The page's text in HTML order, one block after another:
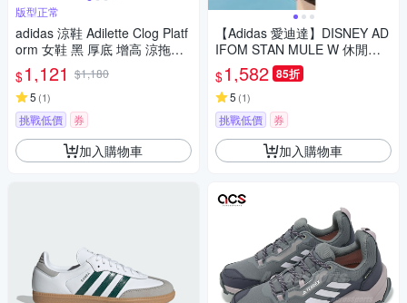
版型正常
adidas 涼鞋 Adilette Clog Platf
orm 女鞋 黑 厚底 增高 涼拖鞋
愛迪達 JP9577
$1,121 $1,180
5 (1)
挑戰低價 券
加入購物車
【Adidas 愛迪達】DISNEY AD
IFOM STAN MULE W 休閒鞋
穆勒鞋 運動鞋 女 A-KH5901
$1,582 85折
5 (1)
挑戰低價 券
加入購物車